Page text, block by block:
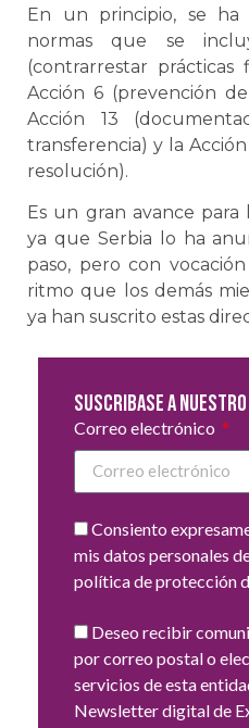
En un principio, se ha
normas que se
(contrarrestar prácticas
Acción 6 (prevención
Acción 13
transferencia) y la
resolución).
Es un gran avance para
ya que Serbia lo ha
paso, pero con
ritmo que los demás
ya han suscrito estas
Suscribase a
Correo electrónico
Consiento
mis datos personales
política de protección
Deseo recibir
por correo postal o
servicios de esta
Newsletter digital de